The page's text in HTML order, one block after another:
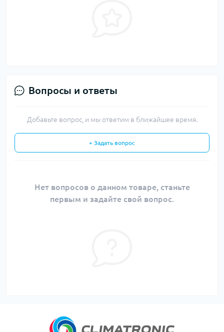
Вопросы и ответы
Добавьте вопрос, и мы ответим в ближайшее время.
+ Задать вопрос
Нет вопросов о данном товаре, станьте
первым и задайте свой вопрос.